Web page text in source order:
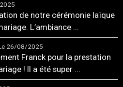
de notre cérémonie laïque
L’ambiance ...
26/08/2025
Franck pour la prestation
! Il a été super ...